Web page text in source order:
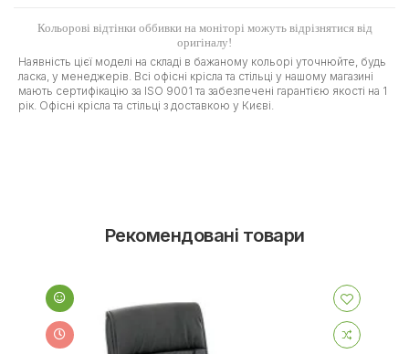
Кольорові відтінки оббивки на моніторі можуть відрізнятися від
оригіналу!
Наявність цієї моделі на складі в бажаному кольорі уточнюйте, будь
ласка, у менеджерів. Всі офісні крісла та стільці у нашому магазині
мають сертифікацію за ISO 9001 та забезпечені гарантією якості на 1
рік. Офісні крісла та стільці з доставкою у Києві.
Рекомендовані товари